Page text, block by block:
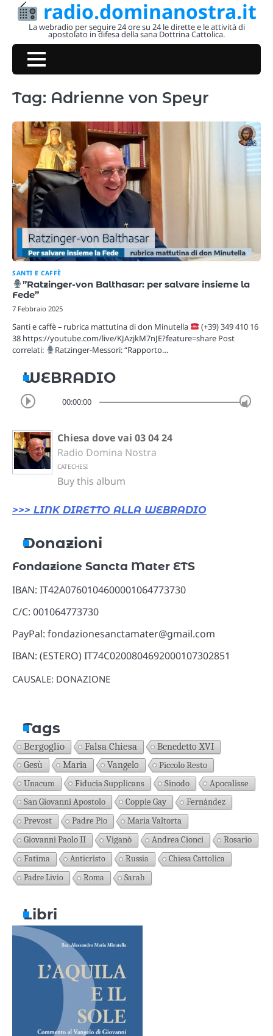
Skip
radio.dominanostra.it
La webradio per seguire 24 ore su 24 le dirette e le attività di
apostolato in difesa della sana Dottrina Cattolica.
Tag: Adrienne von Speyr
SANTI E CAFFÈ
”Ratzinger-von Balthasar: per salvare insieme la
Fede”
7 Febbraio 2025
Santi e caffè – rubrica mattutina di don Minutella
(+39) 349 410 16
38 https://youtube.com/live/KJAzjkM7nJE?feature=share Post
correlati:
Ratzinger-Messori: “Rapporto…
WEBRADIO
00:00:00
Chiesa dove vai 03 04 24
Radio Domina Nostra
CATECHESI
Buy this album
>>> LINK DIRETTO ALLA WEBRADIO
Donazioni
Fondazione Sancta Mater ETS
IBAN: IT42A0760104600001064773730
C/C: 001064773730
PayPal: fondazionesanctamater@gmail.com
IBAN: (ESTERO) IT74C0200804692000107302851
CAUSALE: DONAZIONE
Tags
Bergoglio Falsa Chiesa Benedetto XVI
Gesù Maria Vangelo
Piccolo Resto
Unacum
Fiducia Supplicans Sinodo
Apocalisse
San Giovanni Apostolo
Coppie Gay
Fernández
Prevost
Padre Pio
Maria Valtorta
Giovanni Paolo II
Viganò Andrea Cionci
Rosario
Fatima
Anticristo Russia
Chiesa Cattolica
Padre Livio
Roma Sarah
Libri